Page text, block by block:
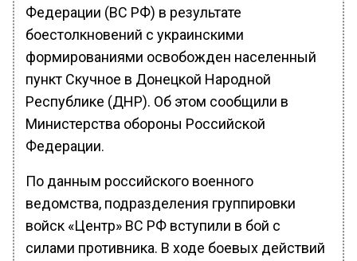
Федерации (ВС РФ) в результате
боестолкновений с украинскими
формированиями освобожден населенный
пункт Скучное в Донецкой Народной
Республике (ДНР). Об этом сообщили в
Министерства обороны Российской
Федерации.
По данным российского военного
ведомства, подразделения группировки
войск «Центр» ВС РФ вступили в бой с
силами противника. В ходе боевых действий